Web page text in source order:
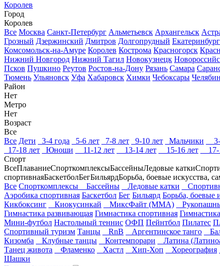
Королев
Город
Королев
Все Москва Санкт-Петербург Альметьевск Архангельск
Грозный Дзержинский Дмитров Долгопрудный Екатеринбург
Комсомольск-на-Амуре Королев Кострома Красногорск
Нижний Новгород Нижний Тагил Новокузнецк
Псков Пушкино Реутов Ростов-на-Дону Рязань Самара
Тюмень Ульяновск Уфа Хабаровск Химки Чебоксары
Район
Нет
Метро
Нет
Возраст
Все
Все Дети 3-4 года 5-6 лет 7-8 лет 9-10 лет Мальчики 3-
17-18 лет
Юноши 11-12 лет 13-14 лет 15-16 лет 17-
Спорт
ВсеПлаваниеСпорткомплексыБассейныЛедовые катки
спортивнаяБаскетболБегБильярдБорьба, боевые искусства,
Все Спорткомплексы Бассейны Ледовые катки
Аэробика спортивная Баскетбол Бег Бильярд Борьба, боевые
Кикбоксинг
Киокусинкай МиксФайт (ММА)
Гимнастика развивающая Гимнастика спортивная
Мини-футбол Настольный теннис ОФП Пейнтбол Пилатес
Спортивный туризм Танцы RnB Аргентинское танго
Кизомба
Клубные танцы Контемпорари Латина
Танец живота
Фламенко Хастл Хип-Хоп Хореография
Шашки